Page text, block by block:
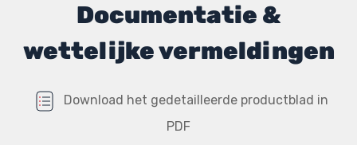
Documentatie &
wettelijke vermeldingen
Download het gedetailleerde productblad in
PDF